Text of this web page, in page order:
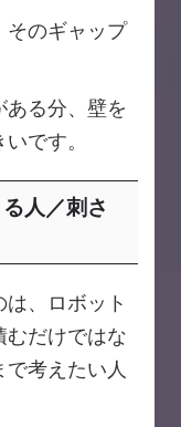
そのギャップ
ある分、壁を
です。
人／刺さ
は、ロボット
むだけではな
考えたい人